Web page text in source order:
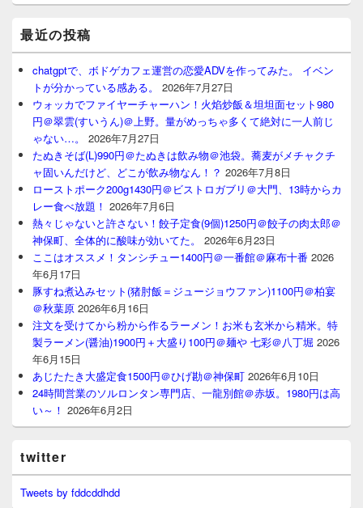
最近の投稿
chatgptで、ボドゲカフェ運営の恋愛ADVを作ってみた。 イベン
トが分かっている感ある。
2026年7月27日
ウォッカでファイヤーチャーハン！火焰炒飯＆坦坦面セット980
円＠翠雲(すいうん)＠上野。量がめっちゃ多くて絶対に一人前じ
ゃない…。
2026年7月27日
たぬきそば(L)990円＠たぬきは飲み物＠池袋。蕎麦がメチャクチ
ャ固いんだけど、どこが飲み物なん！？ 2026年7月8日
ローストポーク200g1430円＠ビストロガブリ＠大門、13時からカ
レー食べ放題！ 2026年7月6日
熱々じゃないと許さない！餃子定食(9個)1250円＠餃子の肉太郎＠
神保町、全体的に酸味が効いてた。
2026年6月23日
ここはオススメ！タンシチュー1400円＠一番館＠麻布十番 2026
年6月17日
豚すね煮込みセット(猪肘飯＝ジュージョウファン)1100円＠柏宴
＠秋葉原 2026年6月16日
注文を受けてから粉から作るラーメン！お米も玄米から精米。特
製ラーメン(醤油)1900円＋大盛り100円＠麺や 七彩＠八丁堀 2026
年6月15日
あじたたき大盛定食1500円＠ひげ勘＠神保町 2026年6月10日
24時間営業のソルロンタン専門店、一龍別館＠赤坂。1980円は高
い～！ 2026年6月2日
twitter
Tweets by fddcddhdd